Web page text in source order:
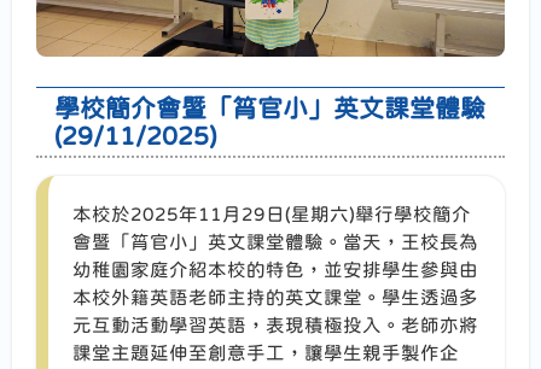
學校簡介會暨「筲官小」英文課堂體驗
(29/11/2025)
本校於2025年11月29日(星期六)舉行學校簡介
會暨「筲官小」英文課堂體驗。當天，王校長為
幼稚園家庭介紹本校的特色，並安排學生參與由
本校外籍英語老師主持的英文課堂。學生透過多
元互動活動學習英語，表現積極投入。老師亦將
課堂主題延伸至創意手工，讓學生親手製作企